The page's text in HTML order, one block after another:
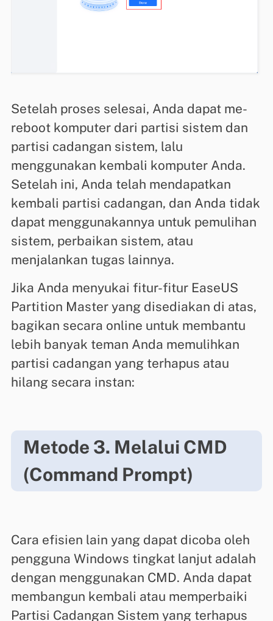
Setelah proses selesai, Anda dapat me-
reboot komputer dari partisi sistem dan
partisi cadangan sistem, lalu
menggunakan kembali komputer Anda.
Setelah ini, Anda telah mendapatkan
kembali partisi cadangan, dan Anda tidak
dapat menggunakannya untuk pemulihan
sistem, perbaikan sistem, atau
menjalankan tugas lainnya.
Jika Anda menyukai fitur-fitur EaseUS
Partition Master yang disediakan di atas,
bagikan secara online untuk membantu
lebih banyak teman Anda memulihkan
partisi cadangan yang terhapus atau
hilang secara instan:
Metode 3. Melalui CMD
(Command Prompt)
Cara efisien lain yang dapat dicoba oleh
pengguna Windows tingkat lanjut adalah
dengan menggunakan CMD. Anda dapat
membangun kembali atau memperbaiki
Partisi Cadangan Sistem yang terhapus